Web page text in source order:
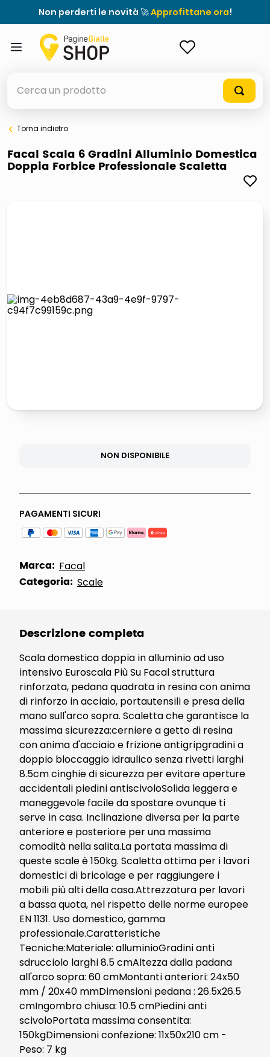
Non perderti le novità 🚀Approfittane ora!
elenchi telefonici
orologio parete
lucidatrice pavimenti
Torna indietro
Facal Scala 6 Gradini Alluminio Domestica
Doppia Forbice Professionale Scaletta
NON DISPONIBILE
PAGAMENTI SICURI
Marca: Facal
Categoria: Scale
Descrizione completa
Scala domestica doppia in alluminio ad uso
intensivo Euroscala Più Su Facal struttura
rinforzata, pedana quadrata in resina con anima
di rinforzo in acciaio, portautensili e presa della
mano sull'arco sopra. Scaletta che garantisce la
massima sicurezza:cerniere a getto di resina
con anima d'acciaio e frizione antigripgradini a
doppio bloccaggio idraulico senza rivetti larghi
8.5cm cinghie di sicurezza per evitare aperture
accidentali piedini antiscivoloSolida leggera e
maneggevole facile da spostare ovunque ti
serve in casa. Inclinazione diversa per la parte
anteriore e posteriore per una massima
comodità nella salita.La portata massima di
queste scale è 150kg. Scaletta ottima per i lavori
domestici di bricolage e per raggiungere i
mobili più alti della casa.Attrezzatura per lavori
a bassa quota, nel rispetto delle norme europee
EN 1131. Uso domestico, gamma
professionale.Caratteristiche
Tecniche:Materiale: alluminioGradini anti
sdrucciolo larghi 8.5 cmAltezza dalla padana
all'arco sopra: 60 cmMontanti anteriori: 24x50
mm / 20x40 mmDimensioni pedana : 26.5x26.5
cmIngombro chiusa: 10.5 cmPiedini anti
scivoloPortata massima consentita:
150kgDimensioni confezione: 11x50x210 cm -
Peso: 7 kg